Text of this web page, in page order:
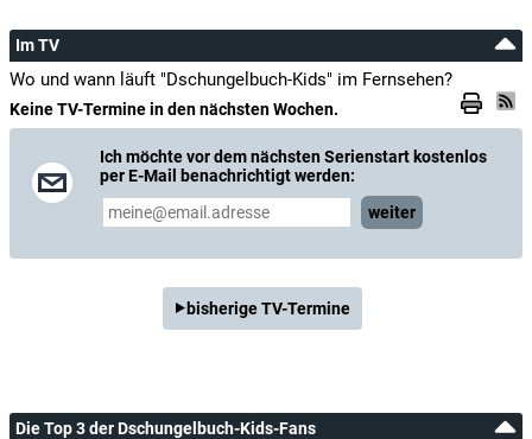
Im TV
Wo und wann läuft "Dschungelbuch-Kids" im Fernsehen?
Keine TV-Termine in den nächsten Wochen.
Ich möchte vor dem nächsten Serienstart kostenlos
per E-Mail benachrichtigt werden:
weiter
bisherige TV-Termine
Die Top 3 der Dschungelbuch-Kids-Fans